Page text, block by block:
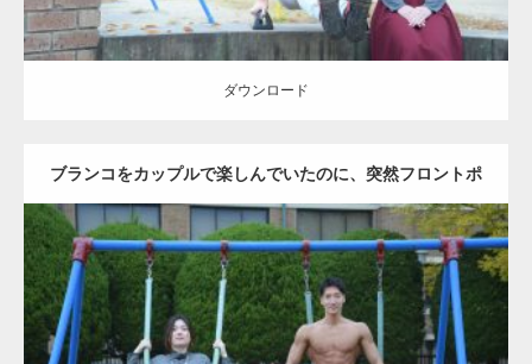
ダウンロード
ブランコをカップルで楽しんでいたのに、突然フロントポ
ーズをするマッチョ
Update: 2021.07.6
Category:公園のマッチョ その他 AKIHITO(細マッチョ) 腹筋 大胸筋